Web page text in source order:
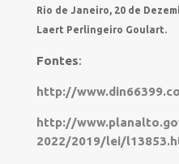
Rio de Janeiro, 20 de
Laert Perlingeiro Goulart.
Fontes:
http://
http://
2022/2019/lei/